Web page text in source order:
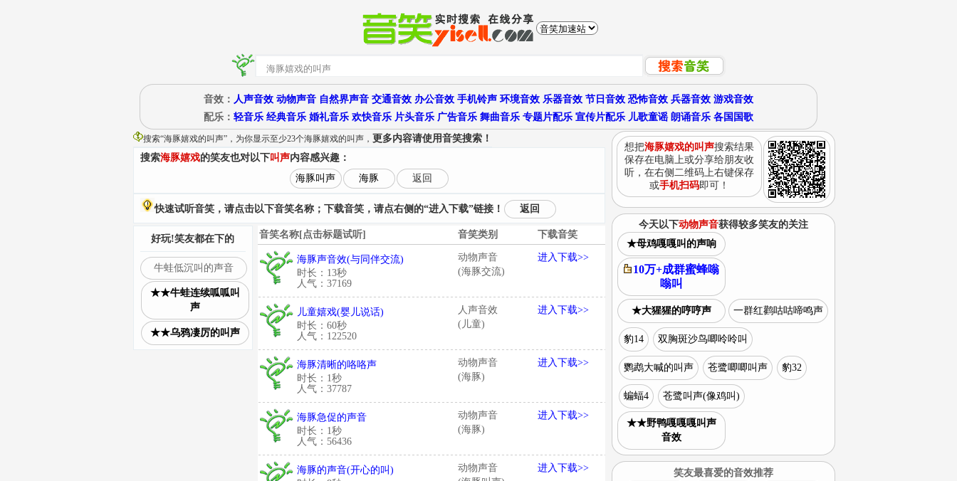
音效： 人声音效 动物声音 自然界声音 交通音效 办公音效 手机铃声 环境音效 乐器音效 节日音效 恐怖音效 兵器音效 游戏音效
配乐： 轻音乐 经典音乐 婚礼音乐 欢快音乐 片头音乐 广告音乐 舞曲音乐 专题片配乐 宣传片配乐 儿歌童谣 朗诵音乐 各国国歌
搜索“海豚嬉戏的叫声”，为你显示至少23个海豚嬉戏的叫声， 更多内容请使用音笑搜索！
搜索海豚嬉戏的笑友也对以下叫声内容感兴趣：
海豚叫声
海豚 返回
快速试听音笑，请点击以下音笑名称；下载音笑，请点右侧的“进入下载”链接！ 返回
音笑名称[点击标题试听] 音笑类别 下载音笑
海豚声音效(与同伴交流)
时长：13秒
人气：37169
动物声音
(海豚交流)
进入下载>>
儿童嬉戏(婴儿说话)
时长：60秒
人气：122520
人声音效
(儿童)
进入下载>>
海豚清晰的咯咯声
时长：1秒
人气：37787
动物声音
(海豚)
进入下载>>
海豚急促的声音
时长：1秒
人气：56436
动物声音
(海豚)
进入下载>>
海豚的声音(开心的叫)
动物声音
进入下载>>
好玩!笑友都在下的
牛蛙低沉叫的声音
★★牛蛙连续呱呱叫
声
★★乌鸦凄厉的叫声
想把海豚嬉戏的叫声搜索结果
保存在电脑上或分享给朋友收
听，在右侧二维码上右键保存
或手机扫码即可！
今天以下动物声音获得较多笑友的关注
★母鸡嘎嘎叫的声响
10万+成群蜜蜂嗡
嗡叫
★大猩猩的哼哼声 一群红鹳咕咕啼鸣声
豹14 双胸斑沙鸟唧呤呤叫
鹦鹉大喊的叫声 苍鹭唧唧叫声 豹32
蝙蝠4 苍鹭叫声(像鸡叫)
★★野鸭嘎嘎嘎叫声
音效
笑友最喜爱的音效推荐